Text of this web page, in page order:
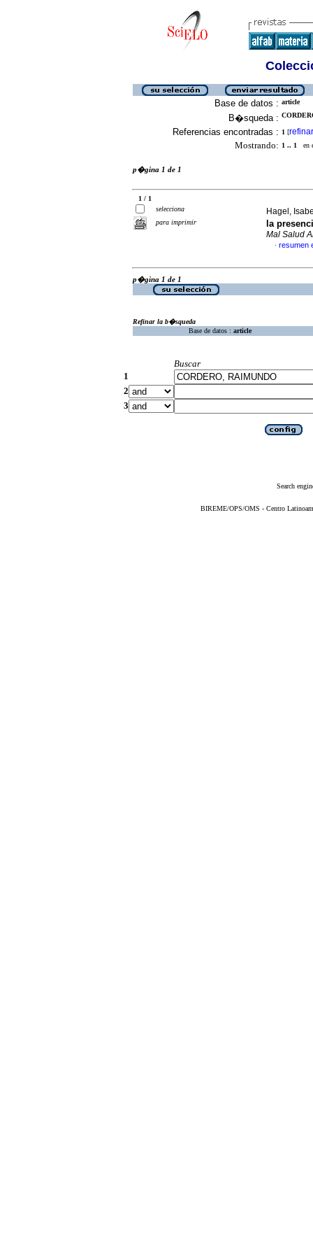
Base de datos : article
B�squeda :
Referencias encontradas : 1 [refinar
Mostrando: 1 .. 1 en
p�gina 1 de 1
1 / 1
selecciona
para imprimir
Hagel,
la
Mal Salud
· resumen
p�gina 1 de 1
Refinar la b�squeda
Base de datos : article
Buscar
1
2
3
Search
BIREME/OPS/OMS - Centro